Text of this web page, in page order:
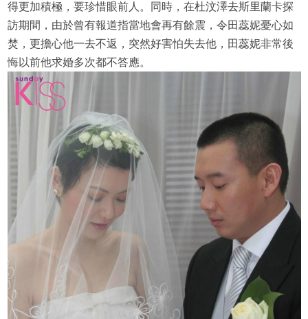
得更加積極，要珍惜眼前人。同時，在杜汶澤去斯里蘭卡探
訪期間，由於曾有報道指當地會再有餘震，令田蕊妮憂心如
焚，更擔心他一去不返，突然好害怕失去他，田蕊妮非常後
悔以前他求婚多次都不答應。